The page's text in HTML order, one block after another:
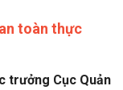
toàn thực
trưởng Cục Quản